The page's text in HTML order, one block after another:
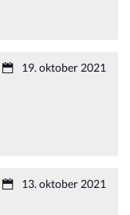
19. oktober 2021
13. oktober 2021